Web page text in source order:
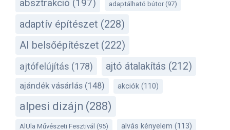
absztrakció (197) adaptálható bútor(97)
adaptív építészet (228)
AI belsőépítészet (222)
ajtófelújítás (178) ajtó átalakítás (212)
ajándék vásárlás (148) akciók (110)
alpesi dizájn (288)
AlUla Művészeti Fesztivál (95) alvás kényelem (113)